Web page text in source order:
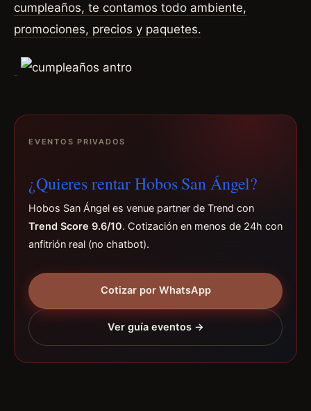
cumpleaños, te contamos todo ambiente,
promociones, precios y paquetes.
EVENTOS PRIVADOS
¿Quieres rentar Hobos San Ángel?
Hobos San Ángel es venue partner de Trend con
Trend Score 9.6/10. Cotización en menos de 24h con
anfitrión real (no chatbot).
Cotizar por WhatsApp
Ver guía eventos →